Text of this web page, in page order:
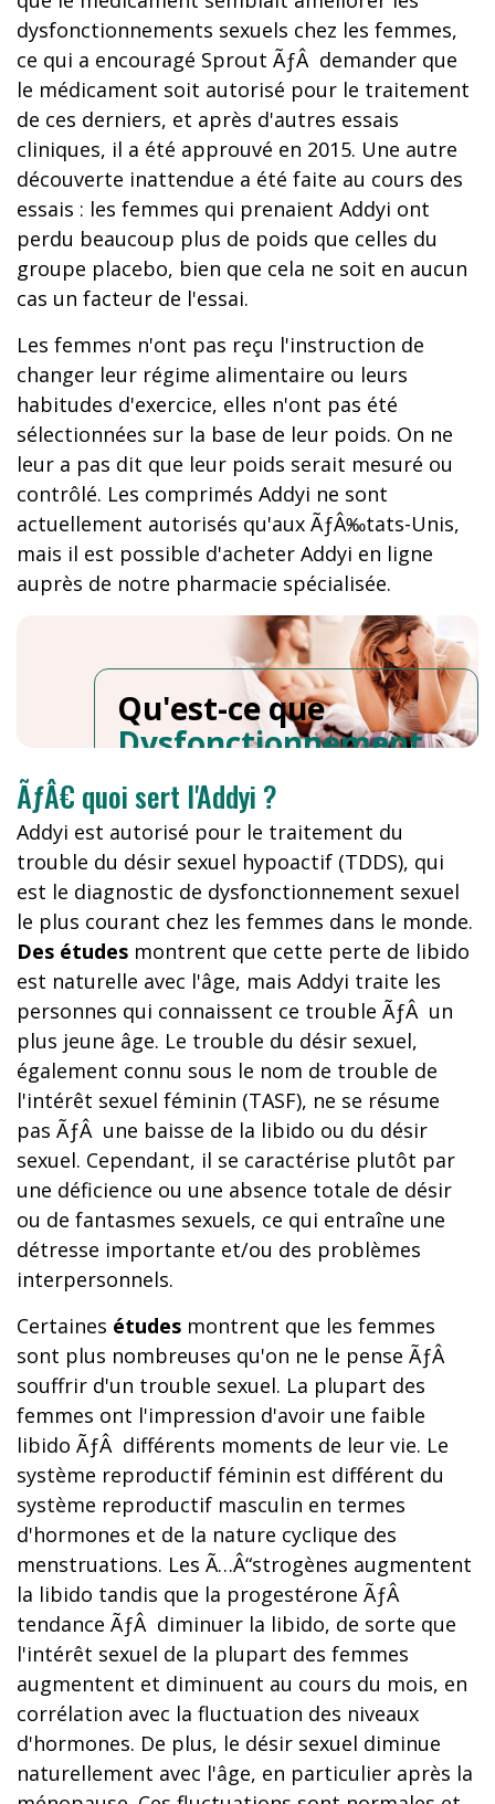
dysfonctionnements sexuels chez les femmes,
ce qui a encouragé Sprout ÃƒÂ demander que
le médicament soit autorisé pour le traitement
de ces derniers, et après d'autres essais
cliniques, il a été approuvé en 2015. Une autre
découverte inattendue a été faite au cours des
essais : les femmes qui prenaient Addyi ont
perdu beaucoup plus de poids que celles du
groupe placebo, bien que cela ne soit en aucun
cas un facteur de l'essai.
Les femmes n'ont pas reçu l'instruction de
changer leur régime alimentaire ou leurs
habitudes d'exercice, elles n'ont pas été
sélectionnées sur la base de leur poids. On ne
leur a pas dit que leur poids serait mesuré ou
contrôlé. Les comprimés Addyi ne sont
actuellement autorisés qu'aux ÃƒÂ‰tats-Unis,
mais il est possible d'acheter Addyi en ligne
auprès de notre pharmacie spécialisée.
Qu'est-ce que
Dysfonctionnement
Sexuel Feminin
ÃƒÂ€ quoi sert l'Addyi ?
Addyi est autorisé pour le traitement du
trouble du désir sexuel hypoactif (TDDS), qui
est le diagnostic de dysfonctionnement sexuel
le plus courant chez les femmes dans le monde.
Des études montrent que cette perte de libido
est naturelle avec l'âge, mais Addyi traite les
personnes qui connaissent ce trouble ÃƒÂ un
plus jeune âge. Le trouble du désir sexuel,
également connu sous le nom de trouble de
l'intérêt sexuel féminin (TASF), ne se résume
pas ÃƒÂ une baisse de la libido ou du désir
sexuel. Cependant, il se caractérise plutôt par
une déficience ou une absence totale de désir
ou de fantasmes sexuels, ce qui entraîne une
détresse importante et/ou des problèmes
interpersonnels.
Certaines études montrent que les femmes
sont plus nombreuses qu'on ne le pense ÃƒÂ
souffrir d'un trouble sexuel. La plupart des
femmes ont l'impression d'avoir une faible
libido ÃƒÂ différents moments de leur vie. Le
système reproductif féminin est différent du
système reproductif masculin en termes
d'hormones et de la nature cyclique des
menstruations. Les Ã…Â“strogènes augmentent
la libido tandis que la progestérone ÃƒÂ
tendance ÃƒÂ diminuer la libido, de sorte que
l'intérêt sexuel de la plupart des femmes
augmentent et diminuent au cours du mois, en
corrélation avec la fluctuation des niveaux
d'hormones. De plus, le désir sexuel diminue
naturellement avec l'âge, en particulier après la